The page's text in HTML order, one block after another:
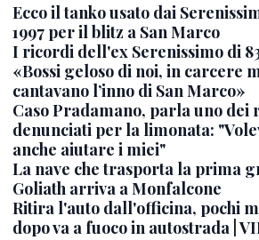
Ecco il tanko usato dai
1997 per il blitz a San Marco
I ricordi dell'ex Serenissimo di
«Bossi geloso di noi, in carcere
cantavano l’inno di San Marco»
Caso Pradamano, parla uno dei
denunciati per la limonata:
anche aiutare i miei"
La nave che trasporta la prima
Goliath arriva a Monfalcone
Ritira l'auto dall'officina, pochi
dopo va a fuoco in autostrada |